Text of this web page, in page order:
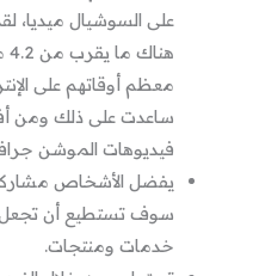
معظم أوقاتهم على
ساعدت على ذلك ومن
فيديوهات الموشن
يفضل الأشخاص
سوف تستطيع أن تجعل
خدمات ومنتجات.